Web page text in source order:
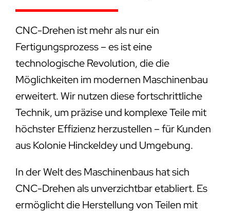
CNC-Drehen ist mehr als nur ein
Fertigungsprozess – es ist eine
technologische Revolution, die die
Möglichkeiten im modernen Maschinenbau
erweitert. Wir nutzen diese fortschrittliche
Technik, um präzise und komplexe Teile mit
höchster Effizienz herzustellen – für Kunden
aus Kolonie Hinckeldey und Umgebung.
In der Welt des Maschinenbaus hat sich
CNC-Drehen als unverzichtbar etabliert. Es
ermöglicht die Herstellung von Teilen mit